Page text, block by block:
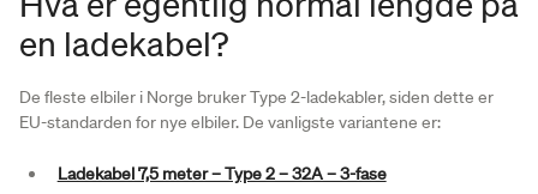
en ladekabel?
De fleste elbiler i Norge bruker Type 2-ladekabler, siden dette er
EU-standarden for nye elbiler. De vanligste variantene er:
Ladekabel 7,5 meter – Type 2 – 32A – 3-fase